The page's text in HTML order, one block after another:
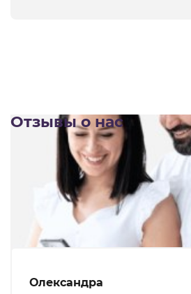
Отзывы о нас
Олександра